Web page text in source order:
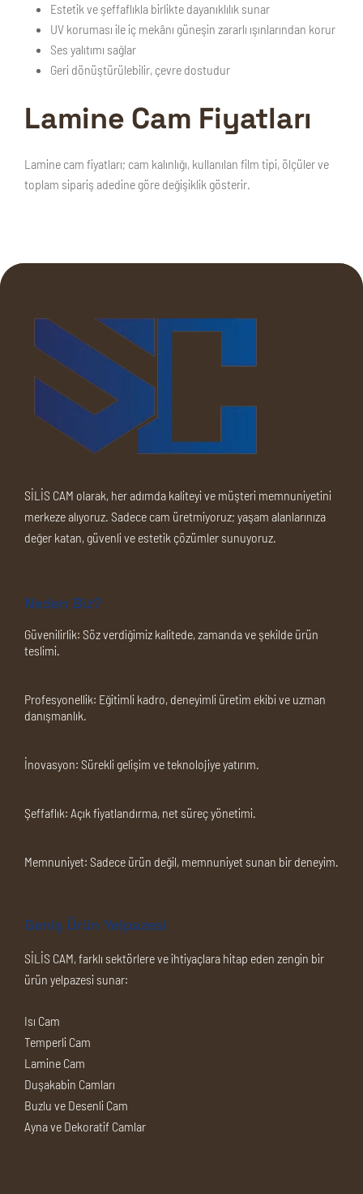
Estetik ve şeffaflıkla birlikte dayanıklılık sunar
UV koruması ile iç mekânı güneşin zararlı ışınlarından korur
Ses yalıtımı sağlar
Geri dönüştürülebilir, çevre dostudur
Lamine Cam Fiyatları
Lamine cam fiyatları; cam kalınlığı, kullanılan film tipi, ölçüler ve
toplam sipariş adedine göre değişiklik gösterir.
SİLİS CAM olarak, her adımda kaliteyi ve müşteri memnuniyetini
merkeze alıyoruz. Sadece cam üretmiyoruz; yaşam alanlarınıza
değer katan, güvenli ve estetik çözümler sunuyoruz.
Neden Biz?
Güvenilirlik: Söz verdiğimiz kalitede, zamanda ve şekilde ürün
teslimi.
Profesyonellik: Eğitimli kadro, deneyimli üretim ekibi ve uzman
danışmanlık.
İnovasyon: Sürekli gelişim ve teknolojiye yatırım.
Şeffaflık: Açık fiyatlandırma, net süreç yönetimi.
Memnuniyet: Sadece ürün değil, memnuniyet sunan bir deneyim.
Geniş Ürün Yelpazesi
SİLİS CAM, farklı sektörlere ve ihtiyaçlara hitap eden zengin bir
ürün yelpazesi sunar:
Isı Cam
Temperli Cam
Lamine Cam
Duşakabin Camları
Buzlu ve Desenli Cam
Ayna ve Dekoratif Camlar